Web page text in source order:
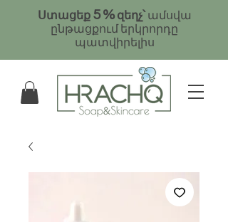
Ստացեք 5 %զեղչ՝ամսվա
ընթացքում երկրորդը
պատվիրելիս